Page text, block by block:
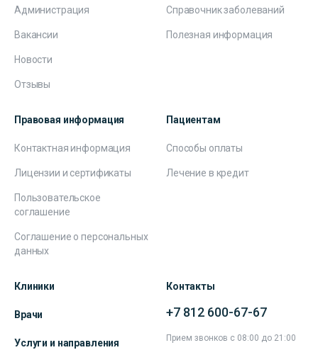
Администрация
Вакансии
Новости
Отзывы
Справочник заболеваний
Полезная информация
Правовая информация
Контактная информация
Лицензии и сертификаты
Пользовательское
соглашение
Соглашение о персональных
данных
Пациентам
Способы оплаты
Лечение в кредит
Клиники
Врачи
Услуги и направления
Контакты
+7 812 600-67-67
Прием звонков с 08:00 до 21:00